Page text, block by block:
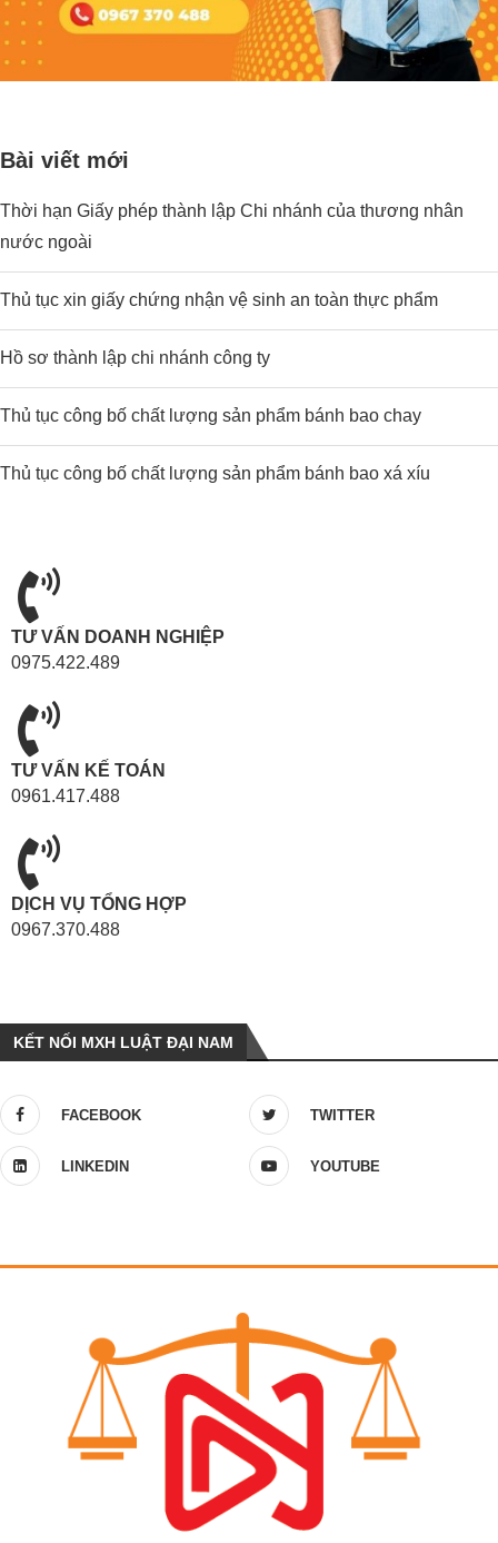
Bài viết mới
Thời hạn Giấy phép thành lập Chi nhánh của thương nhân
nước ngoài
Thủ tục xin giấy chứng nhận vệ sinh an toàn thực phẩm
Hồ sơ thành lập chi nhánh công ty
Thủ tục công bố chất lượng sản phẩm bánh bao chay
Thủ tục công bố chất lượng sản phẩm bánh bao xá xíu
TƯ VẤN DOANH NGHIỆP
0975.422.489
TƯ VẤN KẾ TOÁN
0961.417.488
DỊCH VỤ TỔNG HỢP
0967.370.488
KẾT NỐI MXH LUẬT ĐẠI NAM
FACEBOOK TWITTER
LINKEDIN YOUTUBE